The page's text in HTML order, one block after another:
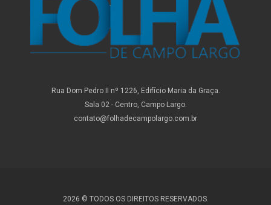
Rua Dom Pedro II nº 1226, Edifício Maria da Graça.
Sala 02 - Centro, Campo Largo.
contato@folhadecampolargo.com.br
2026 © TODOS OS DIREITOS RESERVADOS.